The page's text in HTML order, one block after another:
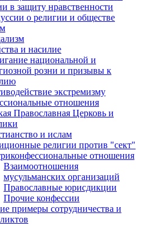
в защиту нравственности
о религии и обществе
и насилие
национальной и
розни и призывы к
экстремизму
отношения
Православная Церковь и
и ислам
религии против "сект"
отношения
Взаимоотношения
мусульманских организаций
Православные юрисдикции
Прочие конфессии
примеры сотрудничества и